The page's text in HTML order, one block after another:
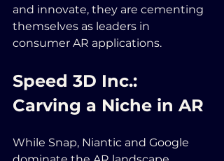
and innovate, they are cementing
themselves as leaders in
consumer AR applications.
Speed 3D Inc.:
Carving a Niche in AR
While Snap, Niantic and Google